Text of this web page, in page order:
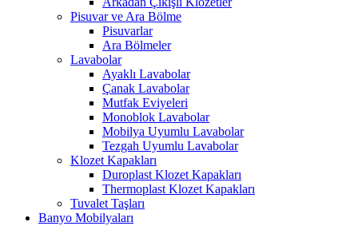
Pisuvar ve Ara Bölme
Pisuvarlar
Ara Bölmeler
Lavabolar
Ayaklı Lavabolar
Çanak Lavabolar
Mutfak Eviyeleri
Monoblok Lavabolar
Mobilya Uyumlu Lavabolar
Tezgah Uyumlu Lavabolar
Klozet Kapakları
Duroplast Klozet Kapakları
Thermoplast Klozet Kapakları
Tuvalet Taşları
Banyo Mobilyaları